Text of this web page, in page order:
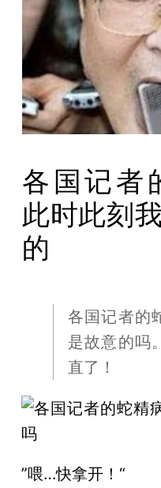
各国记者
此时此刻
的
各国记者的
是故意的吗
直了！
”喂…快拿开！“